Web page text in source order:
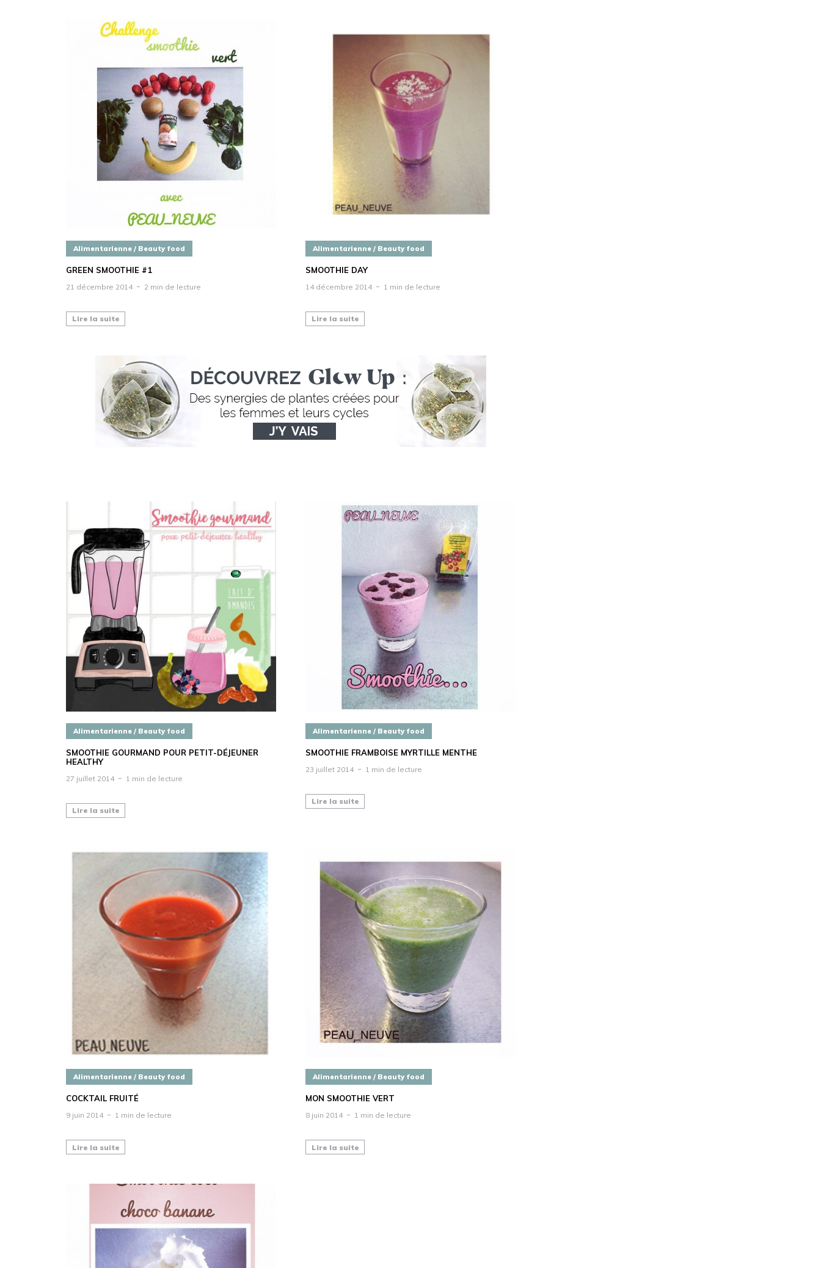
Alimentarienne / Beauty food
GREEN SMOOTHIE #1
21 décembre 2014 2 min de lecture
Lire la suite
Alimentarienne / Beauty food
SMOOTHIE DAY
14 décembre 2014 1 min de lecture
Lire la suite
Alimentarienne / Beauty food
SMOOTHIE GOURMAND POUR PETIT-DÉJEUNER
HEALTHY
27 juillet 2014 1 min de lecture
Lire la suite
Alimentarienne / Beauty food
SMOOTHIE FRAMBOISE MYRTILLE MENTHE
23 juillet 2014 1 min de lecture
Lire la suite
Alimentarienne / Beauty food
COCKTAIL FRUITÉ
9 juin 2014 1 min de lecture
Lire la suite
Alimentarienne / Beauty food
MON SMOOTHIE VERT
8 juin 2014 1 min de lecture
Lire la suite